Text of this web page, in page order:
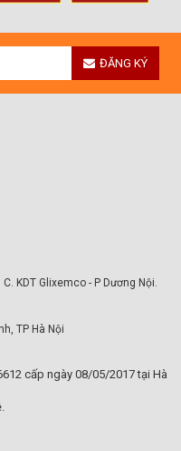
ĐĂNG KÝ
KDT Glixemco - P Dương Nội.
TP Hà Nội
cấp ngày 08/05/2017 tại Hà